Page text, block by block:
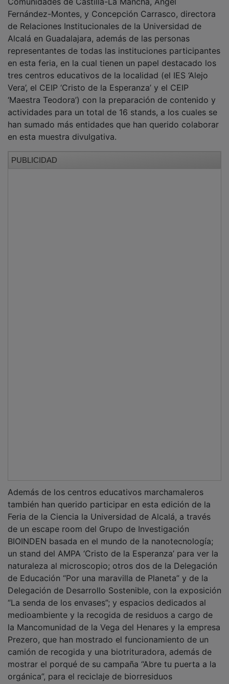
la presencia del delegado de Educación de la Junta de
Comunidades de Castilla-La Mancha, Ángel
Fernández-Montes, y Concepción Carrasco, directora
de Relaciones Institucionales de la Universidad de
Alcalá en Guadalajara, además de las personas
representantes de todas las instituciones participantes
en esta feria, en la cual tienen un papel destacado los
tres centros educativos de la localidad (el IES ‘Alejo
Vera’, el CEIP ‘Cristo de la Esperanza’ y el CEIP
‘Maestra Teodora’) con la preparación de contenido y
actividades para un total de 16 stands, a los cuales se
han sumado más entidades que han querido colaborar
Además de los centros educativos marchamaleros
también han querido participar en esta edición de la
Feria de la Ciencia la Universidad de Alcalá, a través
de un escape room del Grupo de Investigación
BIOINDEN basada en el mundo de la nanotecnología;
un stand del AMPA ‘Cristo de la Esperanza’ para ver la
naturaleza al microscopio; otros dos de la Delegación
de Educación “Por una maravilla de Planeta” y de la
Delegación de Desarrollo Sostenible, con la exposición
“La senda de los envases”; y espacios dedicados al
medioambiente y la recogida de residuos a cargo de
la Mancomunidad de la Vega del Henares y la empresa
Prezero, que han mostrado el funcionamiento de un
camión de recogida y una biotrituradora, además de
mostrar el porqué de su campaña “Abre tu puerta a la